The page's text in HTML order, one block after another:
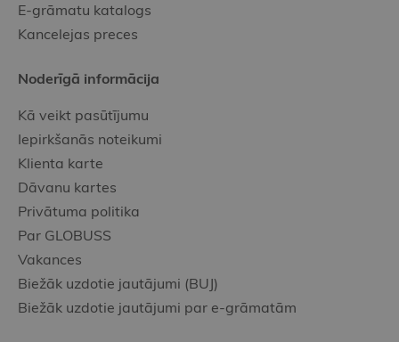
E-grāmatu katalogs
Kancelejas preces
Noderīgā informācija
Kā veikt pasūtījumu
Iepirkšanās noteikumi
Klienta karte
Dāvanu kartes
Privātuma politika
Par GLOBUSS
Vakances
Biežāk uzdotie jautājumi (BUJ)
Biežāk uzdotie jautājumi par e-grāmatām